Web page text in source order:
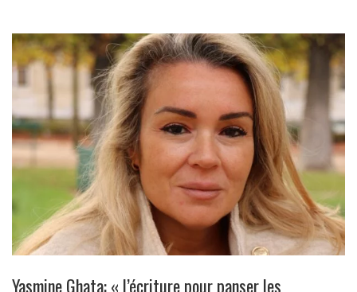
Yasmine Ghata: « l’écriture pour panser les